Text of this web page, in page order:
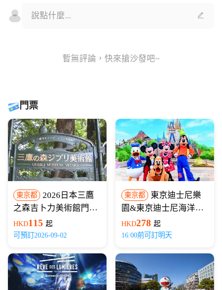
暫無評論，快來搶沙發吧~
門票
東京都
2026日本三鷹
之森吉卜力美術館門票
（LAWSON取票/電子
憑證）
HKD115 起
可預訂2026-09-02
東京都
東京迪士尼樂
園&東京迪士尼海洋門
票
HKD278 起
16:00前可訂明天